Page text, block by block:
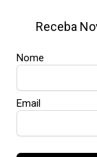
Receba
Nome
Email